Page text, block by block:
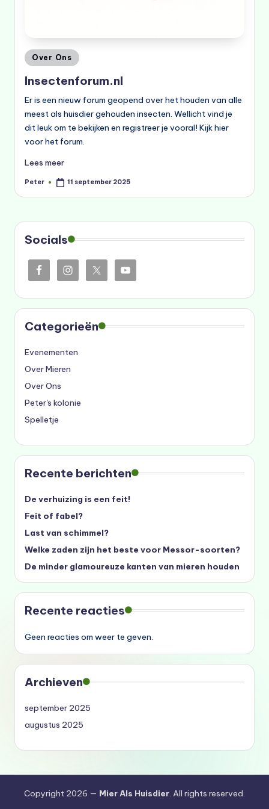
Geplaatst
in
Over Ons
Insectenforum.nl
Er is een nieuw forum geopend over het houden van alle
meest als huisdier gehouden insecten. Wellicht vind je
dit leuk om te bekijken en registreer je vooral! Kijk hier
voor het forum.
Lees meer
Geplaatst
Peter 11 september 2025
Socials
Categorieën
Evenementen
Over Mieren
Over Ons
Peter's kolonie
Spelletje
Recente berichten
De verhuizing is een feit!
Feit of fabel?
Last van schimmel?
Welke zaden zijn het beste voor Messor-soorten?
De minder glamoureuze kanten van mieren houden
Recente reacties
Geen reacties om weer te geven.
Archieven
september 2025
augustus 2025
Copyright 2026 — Mier Als Huisdier. All rights reserved.